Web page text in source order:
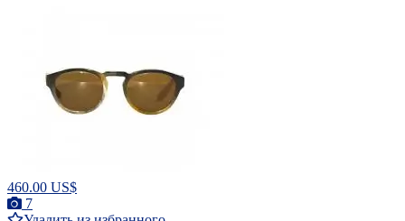
460.00 US$
7